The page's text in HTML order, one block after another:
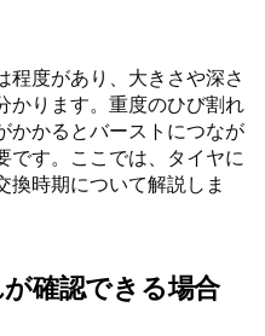
程度があり、大きさや深さ
かります。重度のひび割れ
かかるとバーストにつなが
です。ここでは、タイヤに
換時期について解説しま
確認できる場合